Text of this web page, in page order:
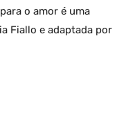
o amor é uma
Fiallo e adaptada por